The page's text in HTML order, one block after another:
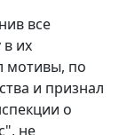
все
их
мотивы, по
и признал
о
не